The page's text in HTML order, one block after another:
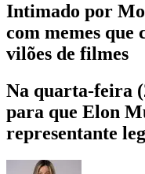
Intimado por
com memes
vilões de filmes
Na quarta-feira
para que Elon
representante